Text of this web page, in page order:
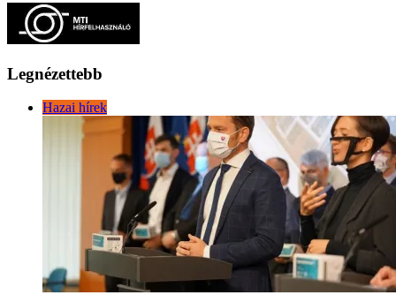
Legnézettebb
Hazai hírek